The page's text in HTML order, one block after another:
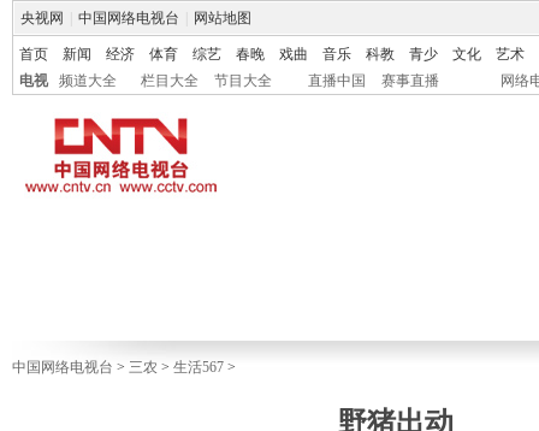
央视网 中国网络电视台 网站地图
首页 新闻 经济 体育 综艺 春晚 戏曲 音乐 科教 青少 文化
艺术
电视
频道大全 栏目大全 节目大全 直播中国 赛事直播 网络
中国网络电视台 > 三农 > 生活567 >
野猪出动